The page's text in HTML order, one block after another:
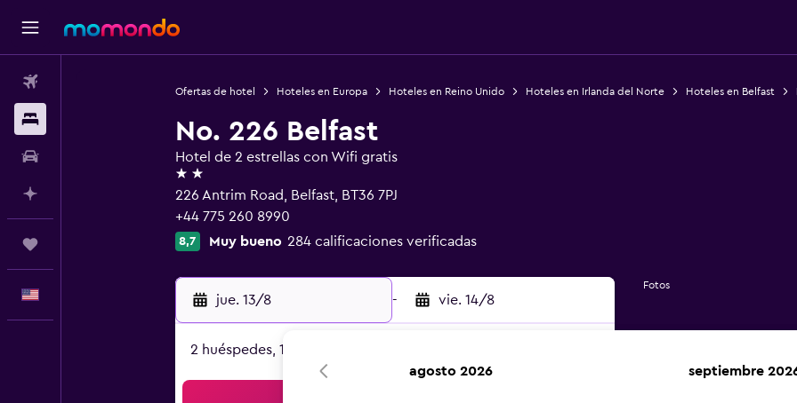
Ofertas de hotel Hoteles en Europa Hoteles en Reino Unido Hoteles en Irlanda del Norte Hoteles en Belfast
No. 226 Belfast
Hotel de 2 estrellas con Wifi gratis
2 estrellas
226 Antrim Road, Belfast, BT36 7PJ
+44 775 260 8990
8,7 Muy bueno 284 calificaciones verificadas
jue. 13/8 - vie. 14/8
2 huéspedes, 1 habitación
Fotos
agosto 2026 septiembre